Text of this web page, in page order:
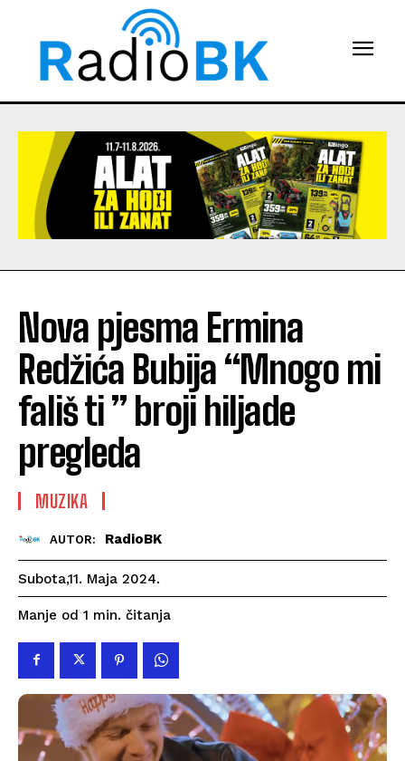
Nova pjesma Ermina
Redžića Bubija “Mnogo mi
fališ ti ” broji hiljade
pregleda
MUZIKA
AUTOR: RadioBK
Subota,11. Maja 2024.
Manje od 1 min. čitanja